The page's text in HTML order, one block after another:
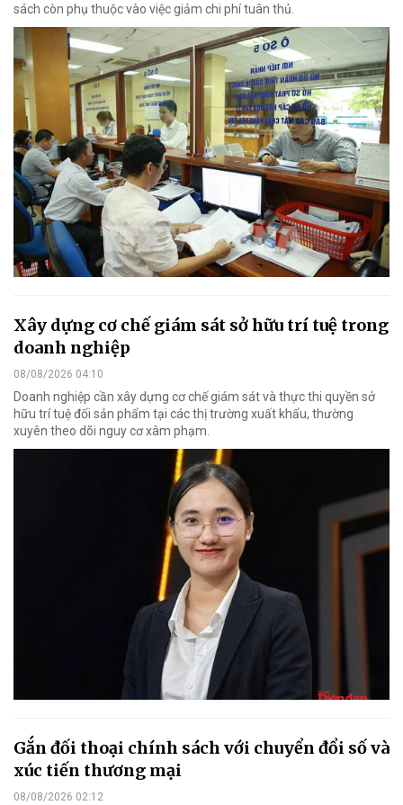
sách còn phụ thuộc vào việc giảm chi phí tuân thủ.
Xây dựng cơ chế giám sát sở hữu trí tuệ trong
doanh nghiệp
08/08/2026 04:10
Doanh nghiệp cần xây dựng cơ chế giám sát và thực thi quyền sở
hữu trí tuệ đối sản phẩm tại các thị trường xuất khẩu, thường
xuyên theo dõi nguy cơ xâm phạm.
Gắn đối thoại chính sách với chuyển đổi số và
xúc tiến thương mại
08/08/2026 02:12